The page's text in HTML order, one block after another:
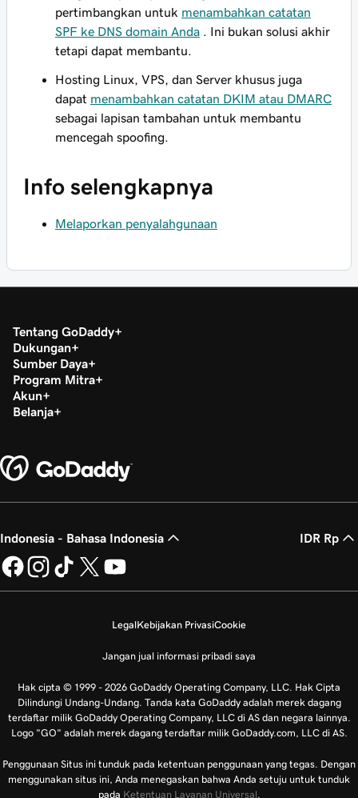
pertimbangkan untuk menambahkan catatan
SPF ke DNS domain Anda . Ini bukan solusi akhir
tetapi dapat membantu.
Hosting Linux, VPS, dan Server khusus juga
dapat menambahkan catatan DKIM atau DMARC
sebagai lapisan tambahan untuk membantu
mencegah spoofing.
Info selengkapnya
Melaporkan penyalahgunaan
Tentang GoDaddy
Dukungan
Sumber Daya
Program Mitra
Akun
Belanja
Indonesia - Bahasa Indonesia IDR Rp
LegalKebijakan PrivasiCookie
Jangan jual informasi pribadi saya
Hak cipta © 1999 - 2026 GoDaddy Operating Company, LLC. Hak Cipta
Dilindungi Undang-Undang. Tanda kata GoDaddy adalah merek dagang
terdaftar milik GoDaddy Operating Company, LLC di AS dan negara lainnya.
Logo "GO" adalah merek dagang terdaftar milik GoDaddy.com, LLC di AS.
Penggunaan Situs ini tunduk pada ketentuan penggunaan yang tegas. Dengan
menggunakan situs ini, Anda menegaskan bahwa Anda setuju untuk tunduk
pada Ketentuan Layanan Universal.